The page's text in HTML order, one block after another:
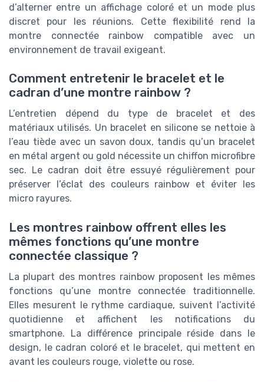
d’alterner entre un affichage coloré et un mode plus
discret pour les réunions. Cette flexibilité rend la
montre connectée rainbow compatible avec un
environnement de travail exigeant.
Comment entretenir le bracelet et le
cadran d’une montre rainbow ?
L’entretien dépend du type de bracelet et des
matériaux utilisés. Un bracelet en silicone se nettoie à
l’eau tiède avec un savon doux, tandis qu’un bracelet
en métal argent ou gold nécessite un chiffon microfibre
sec. Le cadran doit être essuyé régulièrement pour
préserver l’éclat des couleurs rainbow et éviter les
micro rayures.
Les montres rainbow offrent elles les
mêmes fonctions qu’une montre
connectée classique ?
La plupart des montres rainbow proposent les mêmes
fonctions qu’une montre connectée traditionnelle.
Elles mesurent le rythme cardiaque, suivent l’activité
quotidienne et affichent les notifications du
smartphone. La différence principale réside dans le
design, le cadran coloré et le bracelet, qui mettent en
avant les couleurs rouge, violette ou rose.